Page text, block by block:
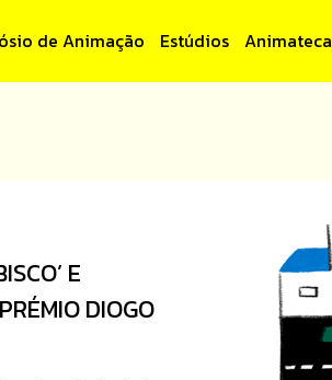
de Animação Estúdios Animateca
E
DIOGO